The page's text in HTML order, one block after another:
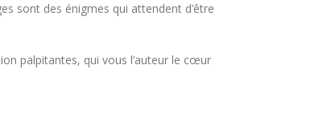
sont des énigmes qui attendent d’être
palpitantes, qui vous l’auteur le cœur